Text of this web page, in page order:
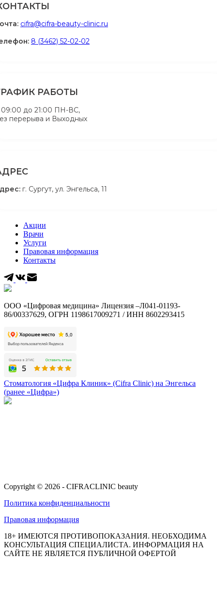
cifra@cifra-beauty-clinic.ru
8 (3462) 52-02-02
РАБОТЫ
09:00 до 21:00 ПН-ВС,
перерыва и Выходных
г. Сургут, ул. Энгельса, 11
Акции
Врачи
Услуги
Правовая информация
Контакты
ООО «Цифровая медицина» Лицензия –Л041-01193-
86/00337629, ОГРН 1198617009271 / ИНН 8602293415
Стоматология «Цифра Клиник» (Cifra Clinic) на Энгельса
(ранее «Цифра»)
Copyright © 2026 - CIFRACLINIC beauty
Политика конфиденциальности
Правовая информация
18+ ИМЕЮТСЯ ПРОТИВОПОКАЗАНИЯ. НЕОБХОДИМА
КОНСУЛЬТАЦИЯ СПЕЦИАЛИСТА. ИНФОРМАЦИЯ НА
САЙТЕ НЕ ЯВЛЯЕТСЯ ПУБЛИЧНОЙ ОФЕРТОЙ